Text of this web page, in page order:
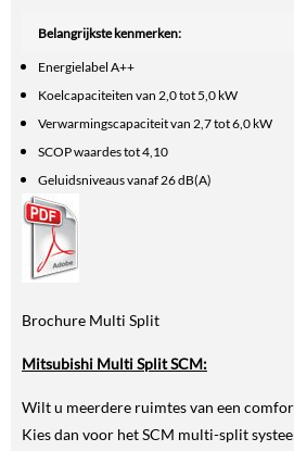
Belangrijkste kenmerken:
Energielabel A++
Koelcapaciteiten van 2,0 tot 5,0 kW
Verwarmingscapaciteit van 2,7 tot 6,0 kW
SCOP waardes tot 4,10
Geluidsniveaus vanaf 26 dB(A)
Brochure Multi Split
Mitsubishi Multi Split SCM:
Wilt u meerdere ruimtes van een
Kies dan voor het SCM multi-split